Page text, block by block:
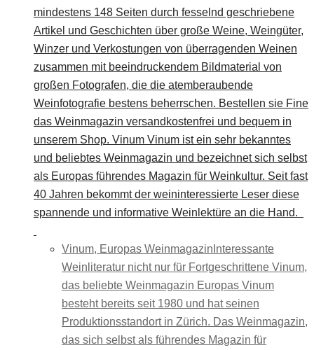
mindestens 148 Seiten durch fesselnd geschriebene
Artikel und Geschichten über große Weine, Weingüter,
Winzer und Verkostungen von überragenden Weinen
zusammen mit beeindruckendem Bildmaterial von
großen Fotografen, die die atemberaubende
Weinfotografie bestens beherrschen. Bestellen sie Fine
das Weinmagazin versandkostenfrei und bequem in
unserem Shop. Vinum Vinum ist ein sehr bekanntes
und beliebtes Weinmagazin und bezeichnet sich selbst
als Europas führendes Magazin für Weinkultur. Seit fast
40 Jahren bekommt der weininteressierte Leser diese
spannende und informative Weinlektüre an die Hand.
Vinum, Europas Weinmagazin Interessante
Weinliteratur nicht nur für Fortgeschrittene Vinum,
das beliebte Weinmagazin Europas Vinum
besteht bereits seit 1980 und hat seinen
Produktionsstandort in Zürich. Das Weinmagazin,
das sich selbst als führendes Magazin für